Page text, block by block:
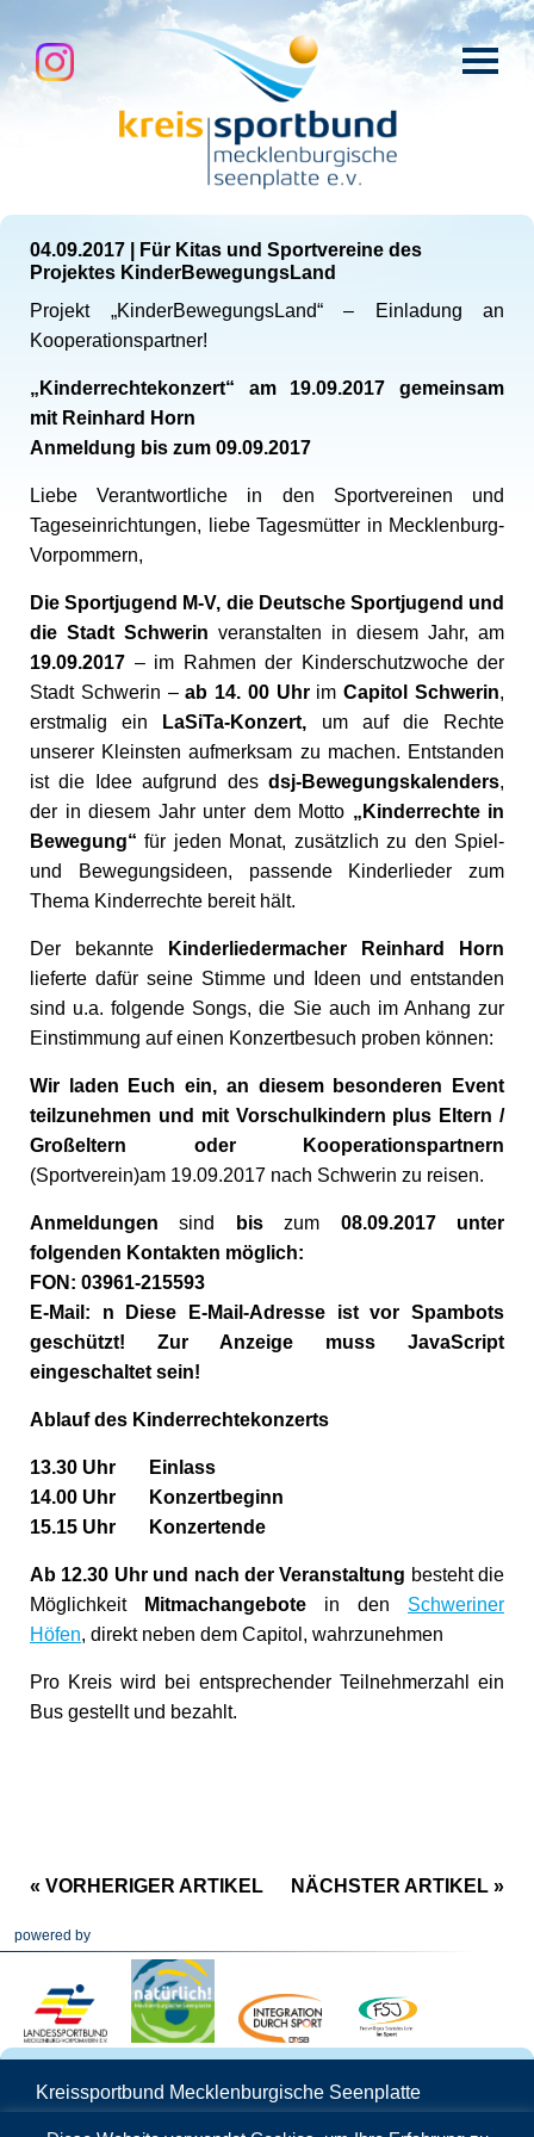
04.09.2017
Für Kitas und Sportvereine des
Projektes KinderBewegungsLand
Projekt „KinderBewegungsLand“ – Einladung an
Kooperationspartner!
„Kinderrechtekonzert“ am
19.09.2017 gemeinsam
mit Reinhard Horn
Anmeldung bis zum 09.09.2017
Liebe Verantwortliche in den Sportvereinen und
Tageseinrichtungen, liebe Tagesmütter in Mecklenburg-
Vorpommern,
Die Sportjugend M-V, die Deutsche Sportjugend und
die Stadt Schwerin veranstalten in diesem Jahr, am
19.09.2017 – im Rahmen der Kinderschutzwoche der
Stadt Schwerin –ab 14. 00 UhrimCapitol Schwerin,
erstmalig ein
LaSiTa-Konzert, um auf die Rechte
unserer Kleinsten aufmerksam zu machen. Entstanden
ist die Idee aufgrund des dsj-Bewegungskalenders,
der in diesem Jahr unter dem Motto „Kinderrechte in
Bewegung“ für jeden Monat, zusätzlich zu den Spiel-
und Bewegungsideen, passende Kinderlieder zum
Thema Kinderrechte bereit hält.
Der bekannte
Kinderliedermacher Reinhard Horn
lieferte dafür seine Stimme und Ideen und entstanden
sind u.a. folgende Songs, die Sie auch im Anhang zur
Einstimmung auf einen Konzertbesuch proben können:
Wir laden Euch ein, an diesem besonderen Event
teilzunehmen und mit Vorschulkindern plus Eltern /
Großeltern oder Kooperationspartnern
(Sportverein)am 19.09.2017 nach Schwerin zu reisen.
Anmeldungensind biszum 08.09.2017 unter
folgenden Kontakten möglich:
FON: 03961-215593
E-Mail: n Diese E-Mail-Adresse ist vor Spambots
geschützt! Zur Anzeige muss JavaScript
eingeschaltet sein!
Ablauf des Kinderrechtekonzerts
13.30 Uhr Einlass
14.00 Uhr Konzertbeginn
15.15 Uhr Konzertende
Ab 12.30 Uhr und nach der Veranstaltung besteht die
Möglichkeit
Mitmachangebote in den Schweriner
Höfen, direkt neben dem Capitol, wahrzunehmen
Pro Kreis wird bei entsprechender Teilnehmerzahl ein
Bus gestellt und bezahlt.
NÄCHSTER ARTIKEL »
« VORHERIGER ARTIKEL
powered by
Kreissportbund Mecklenburgische Seenplatte